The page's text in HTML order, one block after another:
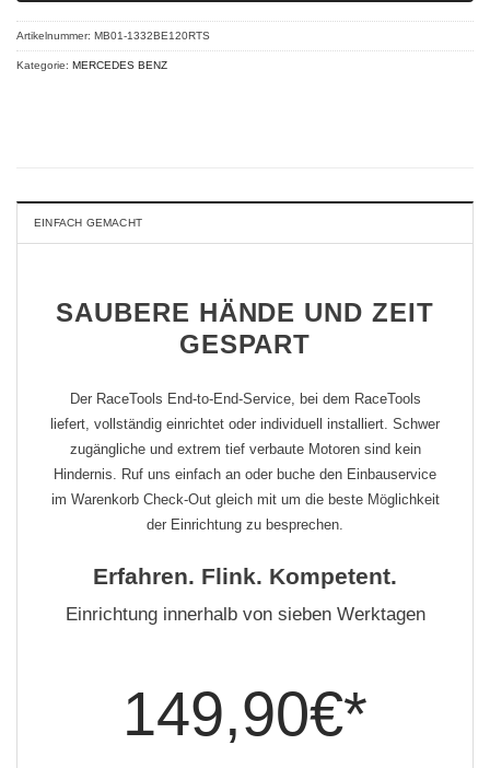
Artikelnummer: MB01-1332BE120RTS
Kategorie: MERCEDES BENZ
EINFACH GEMACHT
SAUBERE HÄNDE UND ZEIT
GESPART
Der RaceTools End-to-End-Service, bei dem RaceTools
liefert, vollständig einrichtet oder individuell installiert. Schwer
zugängliche und extrem tief verbaute Motoren sind kein
Hindernis. Ruf uns einfach an oder buche den Einbauservice
im Warenkorb Check-Out gleich mit um die beste Möglichkeit
der Einrichtung zu besprechen.
Erfahren. Flink. Kompetent.
Einrichtung innerhalb von sieben Werktagen
149,90€*